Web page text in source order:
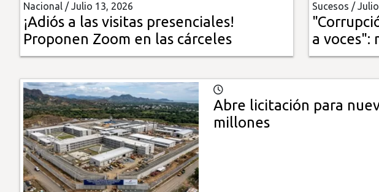
Multimedia
Impreso
Nacional /Julio 13, 2026
¡Adiós a las visitas presenciales!
Proponen Zoom en las cárceles
Sucesos /
a voces":
Abre licitación para
millones